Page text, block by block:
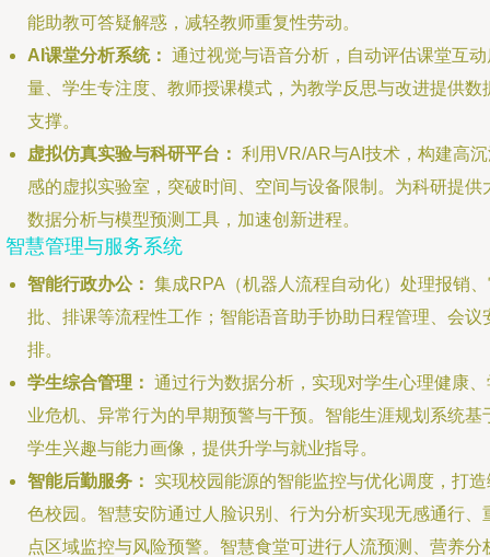
能助教可答疑解惑，减轻教师重复性劳动。
AI课堂分析系统： 通过视觉与语音分析，自动评估课堂互动
量、学生专注度、教师授课模式，为教学反思与改进提供数
支撑。
虚拟仿真实验与科研平台： 利用VR/AR与AI技术，构建高
感的虚拟实验室，突破时间、空间与设备限制。为科研提供
数据分析与模型预测工具，加速创新进程。
智慧管理与服务系统
智能行政办公： 集成RPA（机器人流程自动化）处理报销
批、排课等流程性工作；智能语音助手协助日程管理、会议
排。
学生综合管理： 通过行为数据分析，实现对学生心理健康、
业危机、异常行为的早期预警与干预。智能生涯规划系统基
学生兴趣与能力画像，提供升学与就业指导。
智能后勤服务：
实现校园能源的智能监控与优化调度，打造
色校园。智慧安防通过人脸识别、行为分析实现无感通行、
点区域监控与风险预警。智慧食堂可进行人流预测、营养分